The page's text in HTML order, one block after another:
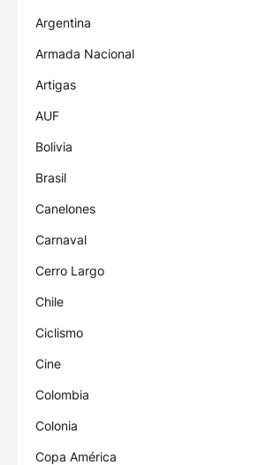
Argentina
Armada Nacional
Artigas
AUF
Bolivia
Brasil
Canelones
Carnaval
Cerro Largo
Chile
Ciclismo
Cine
Colombia
Colonia
Copa América